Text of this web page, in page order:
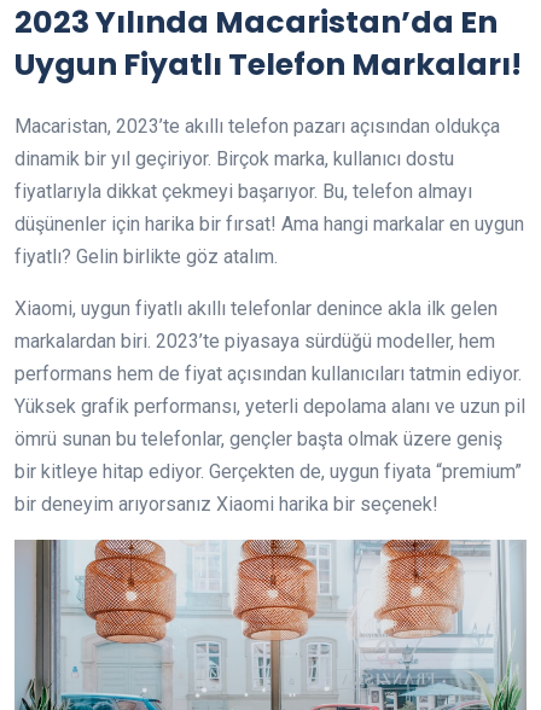
2023 Yılında Macaristan’da En
Uygun Fiyatlı Telefon Markaları!
Macaristan, 2023’te akıllı telefon pazarı açısından oldukça
dinamik bir yıl geçiriyor. Birçok marka, kullanıcı dostu
fiyatlarıyla dikkat çekmeyi başarıyor. Bu, telefon almayı
düşünenler için harika bir fırsat! Ama hangi markalar en uygun
fiyatlı? Gelin birlikte göz atalım.
Xiaomi, uygun fiyatlı akıllı telefonlar denince akla ilk gelen
markalardan biri. 2023’te piyasaya sürdüğü modeller, hem
performans hem de fiyat açısından kullanıcıları tatmin ediyor.
Yüksek grafik performansı, yeterli depolama alanı ve uzun pil
ömrü sunan bu telefonlar, gençler başta olmak üzere geniş
bir kitleye hitap ediyor. Gerçekten de, uygun fiyata “premium”
bir deneyim arıyorsanız Xiaomi harika bir seçenek!